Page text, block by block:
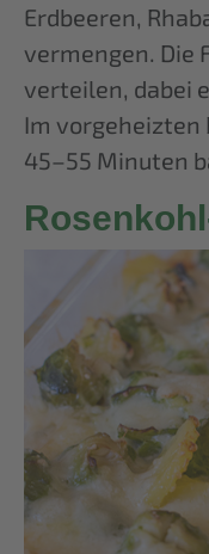
Erdbeeren,
vermengen. Die
verteilen, dabei
Im vorgeheizten
45–55 Minuten